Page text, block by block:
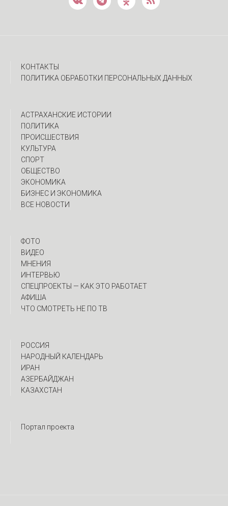
КОНТАКТЫ
ПОЛИТИКА ОБРАБОТКИ ПЕРСОНАЛЬНЫХ ДАННЫХ
АСТРАХАНСКИЕ ИСТОРИИ
ПОЛИТИКА
ПРОИСШЕСТВИЯ
КУЛЬТУРА
СПОРТ
ОБЩЕСТВО
ЭКОНОМИКА
БИЗНЕС И ЭКОНОМИКА
ВСЕ НОВОСТИ
ФОТО
ВИДЕО
МНЕНИЯ
ИНТЕРВЬЮ
CПЕЦПРОЕКТЫ — КАК ЭТО РАБОТАЕТ
АФИША
ЧТО СМОТРЕТЬ НЕ ПО ТВ
РОССИЯ
НАРОДНЫЙ КАЛЕНДАРЬ
ИРАН
АЗЕРБАЙДЖАН
КАЗАХСТАН
Портал проекта